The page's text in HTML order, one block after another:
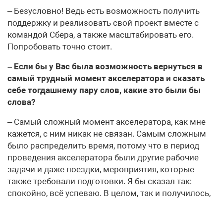
– Безусловно! Ведь есть возможность получить
поддержку и реализовать свой проект вместе с
командой Сбера, а также масштабировать его.
Попробовать точно стоит.
– Если бы у Вас была возможность вернуться в
самый трудный момент акселератора и сказать
себе тогдашнему пару слов, какие это были бы
слова?
– Самый сложный момент акселератора, как мне
кажется, с ним никак не связан. Самым сложным
было распределить время, потому что в период
проведения акселератора были другие рабочие
задачи и даже поездки, мероприятия, которые
также требовали подготовки. Я бы сказал так:
спокойно, всё успеваю. В целом, так и получилось,